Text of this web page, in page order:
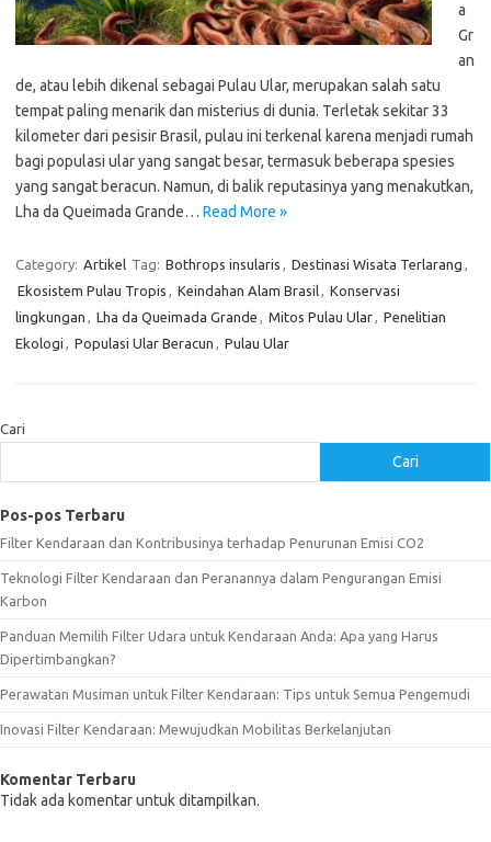
a
Gr
an
de, atau lebih dikenal sebagai Pulau Ular, merupakan salah satu
tempat paling menarik dan misterius di dunia. Terletak sekitar 33
kilometer dari pesisir Brasil, pulau ini terkenal karena menjadi rumah
bagi populasi ular yang sangat besar, termasuk beberapa spesies
yang sangat beracun. Namun, di balik reputasinya yang menakutkan,
Lha da Queimada Grande… Read More »
Category: Artikel Tag: Bothrops insularis , Destinasi Wisata Terlarang ,
Ekosistem Pulau Tropis , Keindahan Alam Brasil, Konservasi
lingkungan , Lha da Queimada Grande , Mitos Pulau Ular, Penelitian
Ekologi , Populasi Ular Beracun , Pulau Ular
Cari
Cari
Pos-pos Terbaru
Filter Kendaraan dan Kontribusinya terhadap Penurunan Emisi CO2
Teknologi Filter Kendaraan dan Peranannya dalam Pengurangan Emisi
Karbon
Panduan Memilih Filter Udara untuk Kendaraan Anda: Apa yang Harus
Dipertimbangkan?
Perawatan Musiman untuk Filter Kendaraan: Tips untuk Semua Pengemudi
Inovasi Filter Kendaraan: Mewujudkan Mobilitas Berkelanjutan
Komentar Terbaru
Tidak ada komentar untuk ditampilkan.